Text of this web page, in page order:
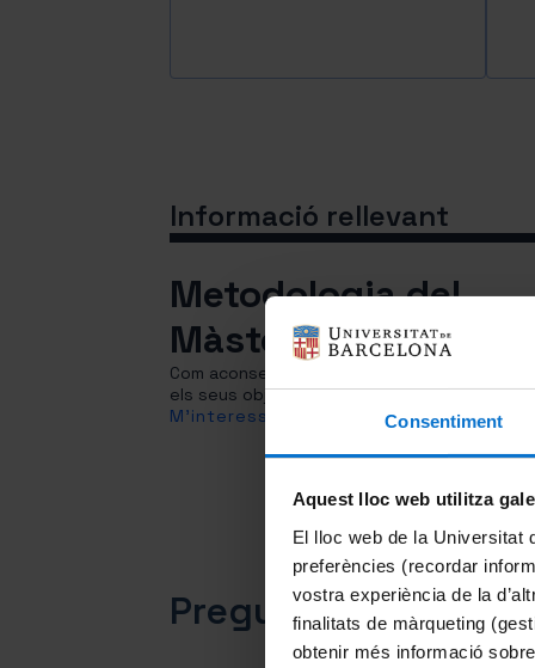
Consentiment
Aquest lloc web utilitza
El lloc web de la Universitat
preferències (recordar
vostra experiència de la
finalitats de màrqueting
obtenir més informació
Informació rellevant
Metodologia del
Màster
Com aconseguim que el nostre alumnat
els seus objectius.
M'interessa
Preguntes